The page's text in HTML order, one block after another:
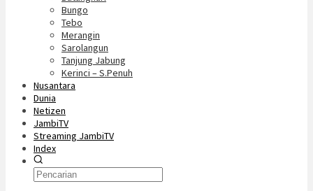
Bungo
Tebo
Merangin
Sarolangun
Tanjung Jabung
Kerinci – S.Penuh
Nusantara
Dunia
Netizen
JambiTV
Streaming JambiTV
Index